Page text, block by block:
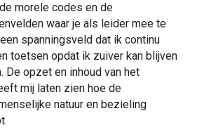
morele codes en de
waar je als leider mee te
spanningsveld dat ik continu
toetsen opdat ik zuiver kan blijven
De opzet en inhoud van het
mij laten zien hoe de
natuur en bezieling